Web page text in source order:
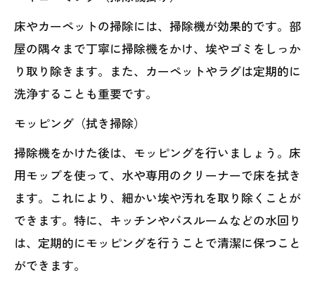
床やカーペットの掃除には、掃除機が効果的です。部
屋の隅々まで丁寧に掃除機をかけ、埃やゴミをしっか
り取り除きます。また、カーペットやラグは定期的に
洗浄することも重要です。
モッピング（拭き掃除）
掃除機をかけた後は、モッピングを行いましょう。床
用モップを使って、水や専用のクリーナーで床を拭き
ます。これにより、細かい埃や汚れを取り除くことが
できます。特に、キッチンやバスルームなどの水回り
は、定期的にモッピングを行うことで清潔に保つこと
ができます。